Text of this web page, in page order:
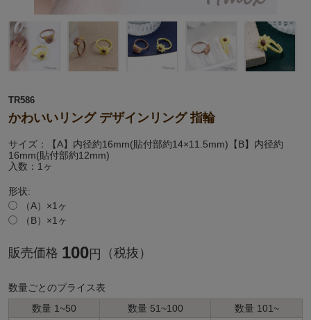
TR586
かわいいリング デザインリング 指輪
サイズ：【A】内径約16mm(貼付部約14×11.5mm)【B】内径約
16mm(貼付部約12mm)
入数：1ヶ
形状:
（A）×1ヶ
（B）×1ヶ
販売価格 100円 （税抜）
数量ごとのプライス表
数量 1~50
数量 51~100
数量 101~